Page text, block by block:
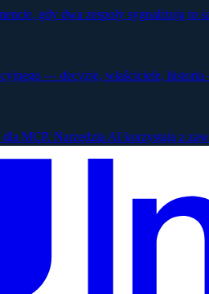
gdy dwa zespoły sygnalizują to
— decyzje, właściciele,
MCP. Narzędzia AI korzystają z